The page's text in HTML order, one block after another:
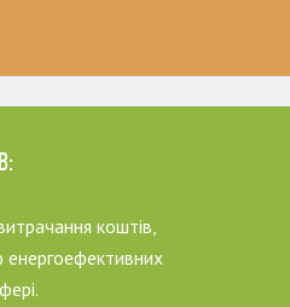
коштів,
енергоефективних